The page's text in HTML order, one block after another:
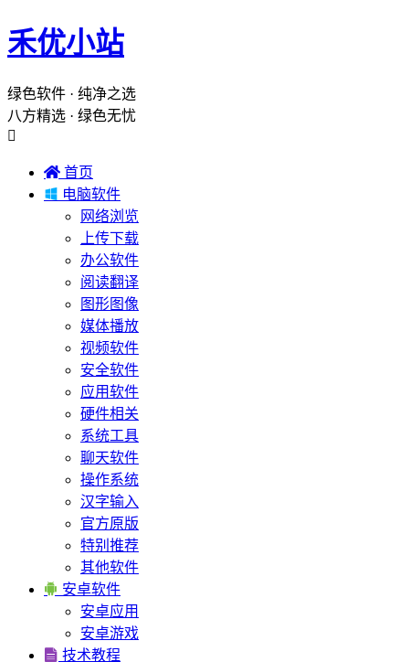
禾优小站
绿色软件 · 纯净之选
八方精选 · 绿色无忧

 首页
 电脑软件
网络浏览
上传下载
办公软件
阅读翻译
图形图像
媒体播放
视频软件
安全软件
应用软件
硬件相关
系统工具
聊天软件
操作系统
汉字输入
官方原版
特别推荐
其他软件
 安卓软件
安卓应用
安卓游戏
 技术教程